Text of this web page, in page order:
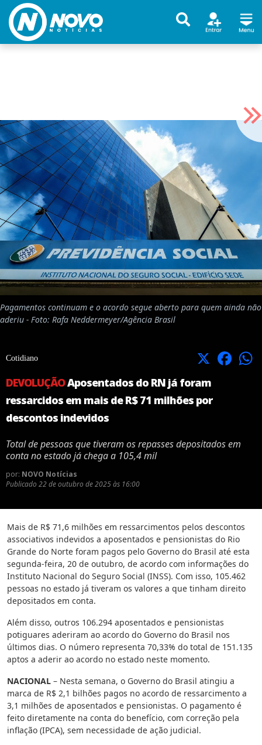
Pagamentos continuam e o acordo segue aberto para quem ainda não
aderiu - Foto: Rafa Neddermeyer/Agência Brasil
Cotidiano X Facebook
DEVOLUÇÃOAposentados do RN já foram
ressarcidos em mais de R$ 71 milhões por
descontos indevidos
Total de pessoas que tiveram os repasses depositados em
conta no estado já chega a 105,4 mil
por: NOVO Notícias
Publicado 22 de outubro de 2025 às 16:00
Mais de R$ 71,6 milhões em ressarcimentos pelos descontos
associativos indevidos a aposentados e pensionistas do Rio
Grande do Norte foram pagos pelo Governo do Brasil até esta
segunda-feira, 20 de outubro, de acordo com informações do
Instituto Nacional do Seguro Social (INSS). Com isso, 105.462
pessoas no estado já tiveram os valores a que tinham direito
depositados em conta.
Além disso, outros 106.294 aposentados e pensionistas
potiguares aderiram ao acordo do Governo do Brasil nos
últimos dias. O número representa 70,33% do total de 151.135
aptos a aderir ao acordo no estado neste momento.
NACIONAL – Nesta semana, o Governo do Brasil atingiu a
marca de R$ 2,1 bilhões pagos no acordo de ressarcimento a
3,1 milhões de aposentados e pensionistas. O pagamento é
feito diretamente na conta do benefício, com correção pela
inflação (IPCA), sem necessidade de ação judicial.